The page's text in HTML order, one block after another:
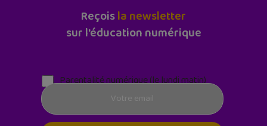
Reçoisla newsletter
sur l'éducation numérique
Parentalité numérique (le lundi matin)